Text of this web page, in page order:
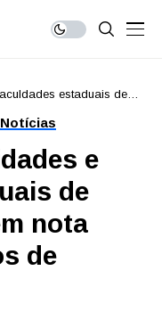
estaduais de
e
de
nota
de